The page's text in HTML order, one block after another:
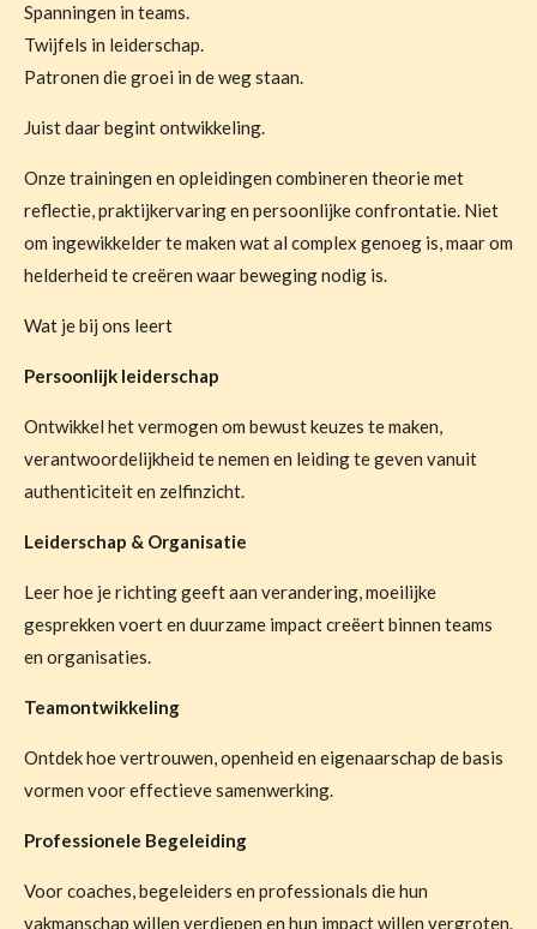
Spanningen in teams.
Twijfels in leiderschap.
Patronen die groei in de weg staan.
Juist daar begint ontwikkeling.
Onze trainingen en opleidingen combineren theorie met
reflectie, praktijkervaring en persoonlijke confrontatie. Niet
om ingewikkelder te maken wat al complex genoeg is, maar om
helderheid te creëren waar beweging nodig is.
Wat je bij ons leert
Persoonlijk leiderschap
Ontwikkel het vermogen om bewust keuzes te maken,
verantwoordelijkheid te nemen en leiding te geven vanuit
authenticiteit en zelfinzicht.
Leiderschap & Organisatie
Leer hoe je richting geeft aan verandering, moeilijke
gesprekken voert en duurzame impact creëert binnen teams
en organisaties.
Teamontwikkeling
Ontdek hoe vertrouwen, openheid en eigenaarschap de basis
vormen voor effectieve samenwerking.
Professionele Begeleiding
Voor coaches, begeleiders en professionals die hun
vakmanschap willen verdiepen en hun impact willen vergroten.